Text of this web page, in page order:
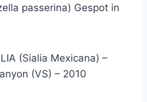
passerina) Gespot in
(Sialia Mexicana) –
(VS) – 2010